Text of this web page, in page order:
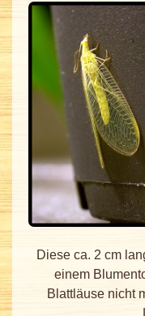
Diese ca. 2 cm
einem
Blattläuse nicht